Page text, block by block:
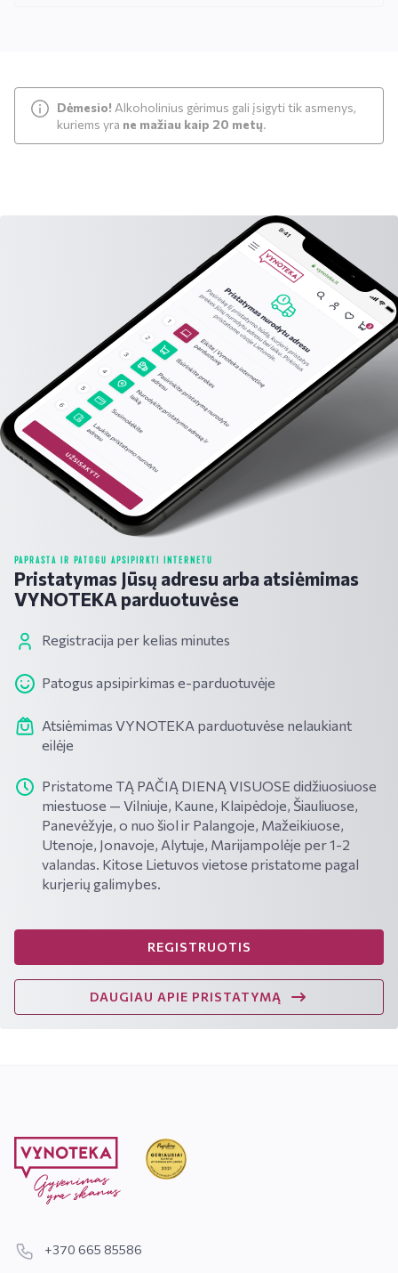
Dėmesio! Alkoholinius gėrimus gali įsigyti tik asmenys,
kuriems yra ne mažiau kaip 20 metų.
PAPRASTA IR PATOGU APSIPIRKTI INTERNETU
Pristatymas Jūsų adresu arba atsiėmimas
VYNOTEKA parduotuvėse
Registracija per kelias minutes
Patogus apsipirkimas e-parduotuvėje
Atsiėmimas VYNOTEKA parduotuvėse nelaukiant
eilėje
Pristatome TĄ PAČIĄ DIENĄ VISUOSE didžiuosiuose
miestuose — Vilniuje, Kaune, Klaipėdoje, Šiauliuose,
Panevėžyje, o nuo šiol ir Palangoje, Mažeikiuose,
Utenoje, Jonavoje, Alytuje, Marijampolėje per 1-2
valandas. Kitose Lietuvos vietose pristatome pagal
kurjerių galimybes.
REGISTRUOTIS
DAUGIAU APIE PRISTATYMĄ
+370 665 85586